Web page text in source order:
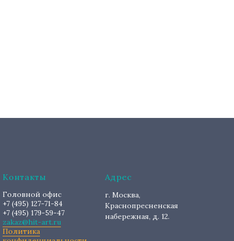
Контакты
Головной офис
+7 (495) 127-71-84
+7 (495) 179-59-47
zakaz@hit-art.ru
Политика
Адрес
г. Москва,
Краснопресненская
набережная, д. 12.